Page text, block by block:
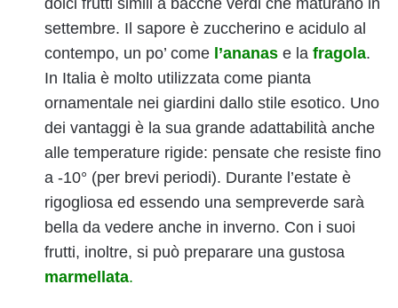
settembre. Il sapore è zuccherino e acidulo al
contempo, un po’ come l’ananas e la fragola.
In Italia è molto utilizzata come pianta
ornamentale nei giardini dallo stile esotico. Uno
dei vantaggi è la sua grande adattabilità anche
alle temperature rigide: pensate che resiste fino
a -10° (per brevi periodi). Durante l’estate è
rigogliosa ed essendo una sempreverde sarà
bella da vedere anche in inverno. Con i suoi
frutti, inoltre, si può preparare una gustosa
marmellata.